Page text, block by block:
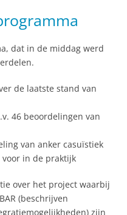
dat in de middag werd
de laatste stand van
46 beoordelingen van
van anker casuïstiek
voor in de praktijk
over het project waarbij
(beschrijven
zijn